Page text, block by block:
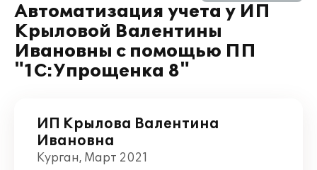
Автоматизация учета у ИП
Крыловой Валентины
Ивановны с помощью ПП
"1С:Упрощенка 8"
ИП Крылова Валентина
Ивановна
Курган, Март 2021